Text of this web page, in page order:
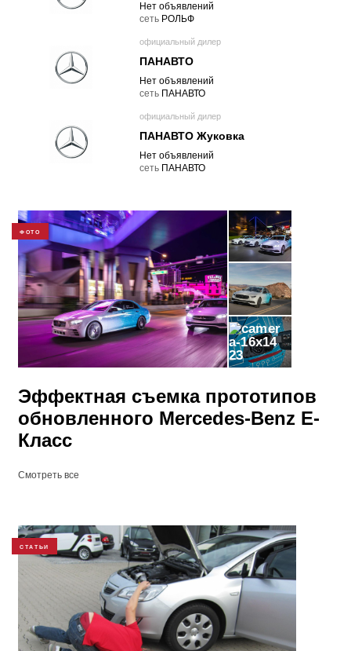
Нет объявлений
cеть РОЛЬФ
официальный дилер
ПАНАВТО
Нет объявлений
cеть ПАНАВТО
официальный дилер
ПАНАВТО Жуковка
Нет объявлений
cеть ПАНАВТО
ФОТО
23
Эффектная съемка прототипов
обновленного Mercedes-Benz E-
Класс
Смотреть все
СТАТЬИ